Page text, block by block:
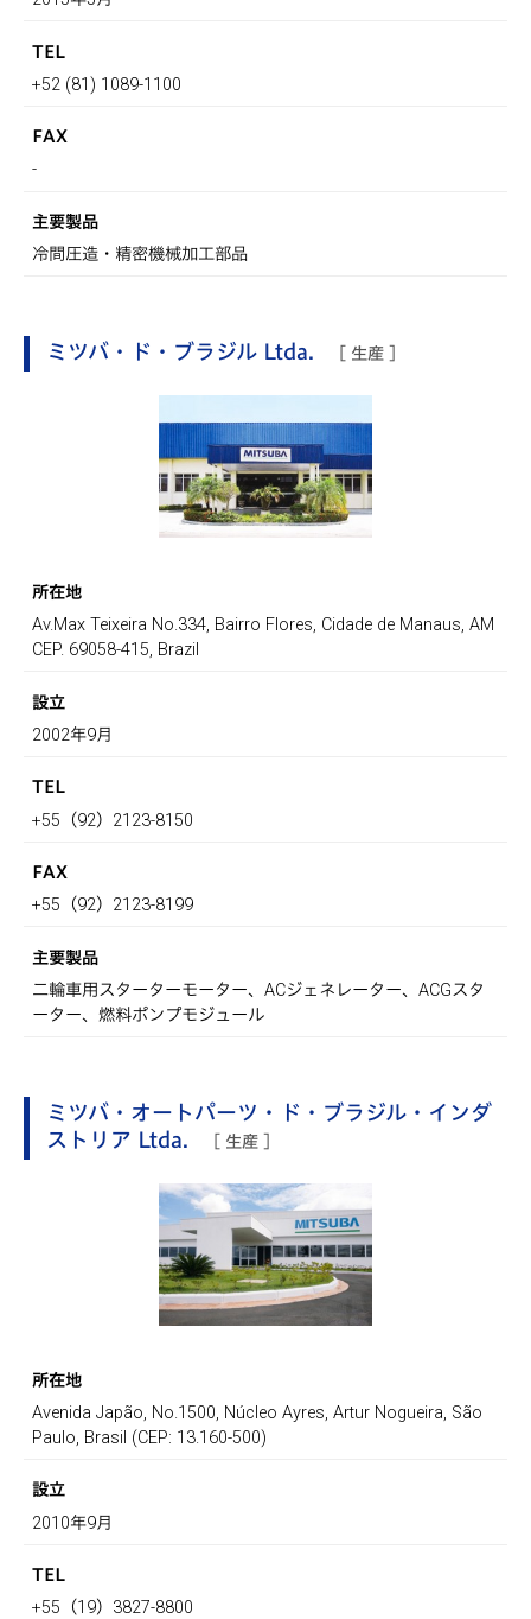
TEL
+52 (81) 1089-1100
FAX
-
主要製品
冷間圧造・精密機械加工部品
ミツバ・ド・ブラジル Ltda. [ 生産 ]
所在地
Av.Max Teixeira No.334, Bairro Flores, Cidade de Manaus, AM
CEP. 69058-415, Brazil
設立
2002年9月
TEL
+55（92）2123-8150
FAX
+55（92）2123-8199
主要製品
二輪車用スターターモーター、ACジェネレーター、ACGスタ
ーター、燃料ポンプモジュール
ミツバ・オートパーツ・ド・ブラジル・インダ
ストリア Ltda.
[ 生産 ]
所在地
Avenida Japão, No.1500, Núcleo Ayres, Artur Nogueira, São
Paulo, Brasil (CEP: 13.160-500)
設立
2010年9月
TEL
+55（19）3827-8800